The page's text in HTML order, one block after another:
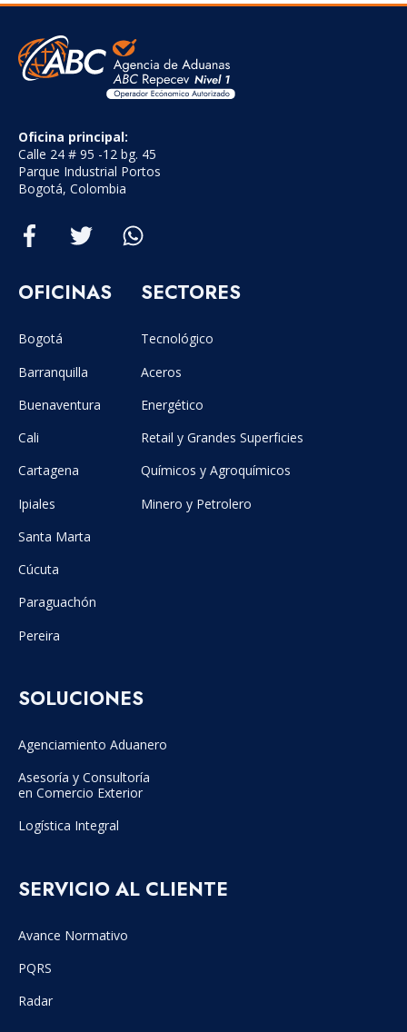
Oficina principal:
Calle 24 # 95 -12 bg. 45
Parque Industrial Portos
Bogotá, Colombia
OFICINAS
Bogotá
Barranquilla
Buenaventura
Cali
Cartagena
Ipiales
Santa Marta
Cúcuta
Paraguachón
Pereira
SECTORES
Tecnológico
Aceros
Energético
Retail y Grandes Superficies
Químicos y Agroquímicos
Minero y Petrolero
SOLUCIONES
Agenciamiento Aduanero
Asesoría y Consultoría
en Comercio Exterior
Logística Integral
SERVICIO AL CLIENTE
Avance Normativo
PQRS
Radar